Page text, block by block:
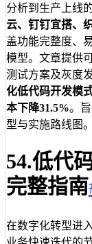
分析到生产上线
云、钉钉宜搭、
盖功能完整度、
模型。文章提供
测试方案及灰度
化低代码开发模
本下降31.5%。
型与实施路线图。
54.低代
完整指南
在数字化转型进